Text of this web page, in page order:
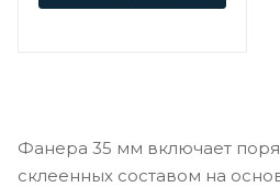
Фанера 35 мм включает
склеенных составом на